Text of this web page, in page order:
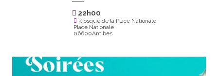
22h00
Kiosque de la Place Nationale
Place Nationale
06600Antibes